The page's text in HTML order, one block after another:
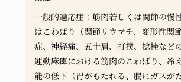
一般的適応症：筋肉若しくは関節の慢
はこわばり（関節リウマチ、変形性関
症、神経痛、五十肩、打撲、捻挫など
運動麻痺における筋肉のこわばり、冷
能の低下（胃がもたれる、腸にガスが